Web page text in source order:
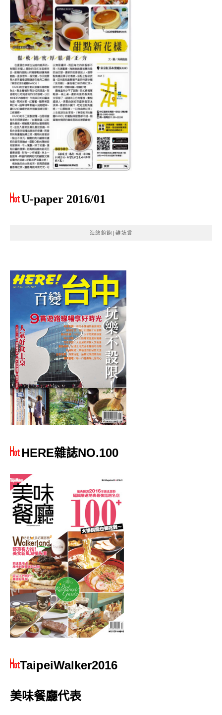
U-paper 2016/01
海綿飽飽|雜誌賞
HERE雜誌NO.100
TaipeiWalker2016
美味餐廳代表